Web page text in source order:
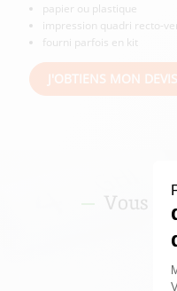
papier ou plastique
impression quadri recto-
fourni parfois en kit
J'OBTIENS MON DEVIS
Vous